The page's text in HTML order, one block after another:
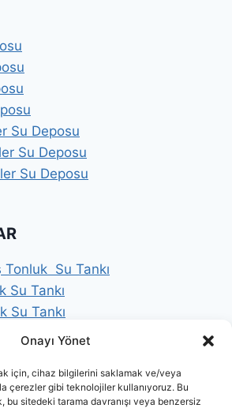
Onayı Yönet
için, cihaz bilgilerini saklamak ve/veya
çerezler gibi teknolojiler kullanıyoruz. Bu
sitedeki tarama davranışı veya benzersiz
Su Deposu
Su Deposu
Su Deposu
Su Tankı
Su Tankı
Su Tankı
Tankı
Su Tankı
Tankı